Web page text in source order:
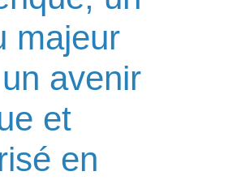
majeur
avenir
et
en